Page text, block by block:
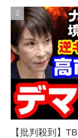
【批判殺到】